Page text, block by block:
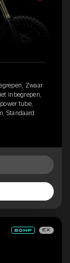
Zwaar
inbegrepen,
tube,
Standaard
EX